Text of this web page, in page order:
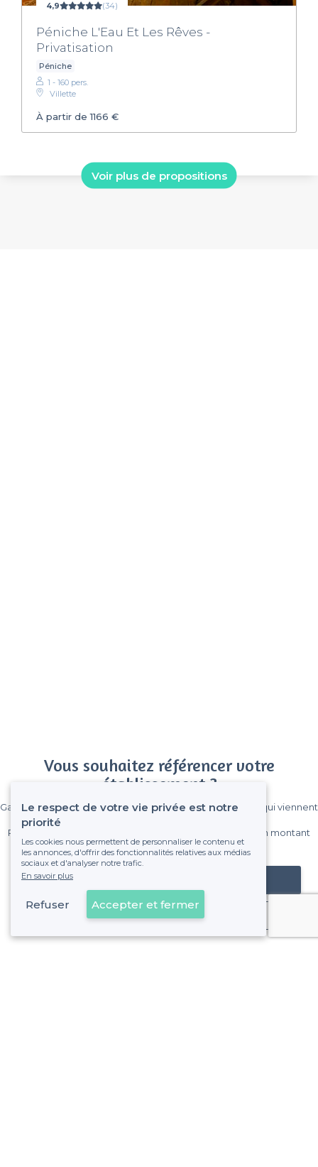
4,9 (34)
Péniche L'Eau Et Les Rêves -
Privatisation
Péniche
1 - 160 pers.
Villette
À partir de 1166 €
Voir plus de propositions
Vous souhaitez référencer votre
établissement ?
Gagnez de nombreux clients parmi le million de visiteurs qui viennent
Pas de commissions et sans engagement, vous payez un montant
fixe sans risque de voir déraper la facture.
Référencer mon établissement
Déjà client
Le respect de votre vie privée est notre
priorité
Les cookies nous permettent de personnaliser le contenu et
les annonces, d'offrir des fonctionnalités relatives aux médias
sociaux et d'analyser notre trafic.
En savoir plus
Refuser Accepter et fermer